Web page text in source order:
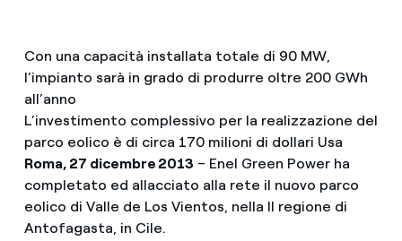
Con una capacità installata totale di 90 MW,
l’impianto sarà in grado di produrre oltre 200 GWh
all’anno
L’investimento complessivo per la realizzazione del
parco eolico è di circa 170 milioni di dollari Usa
Roma, 27 dicembre 2013 – Enel Green Power ha
completato ed allacciato alla rete il nuovo parco
eolico di Valle de Los Vientos, nella II regione di
Antofagasta, in Cile.